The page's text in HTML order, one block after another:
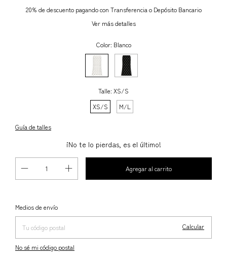
20% de descuentopagando con Transferencia o Depósito Bancario
Ver más detalles
Color: Blanco
Talle: XS/S
XS/S
M/L
Guía de talles
¡No te lo pierdas, es el último!
Entregas para el CP:
Medios de envío
Calcular
No sé mi código postal